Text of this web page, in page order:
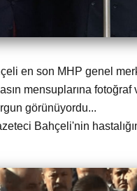
en son MHP genel
mensuplarına fotoğraf
görünüyordu...
Bahçeli'nin